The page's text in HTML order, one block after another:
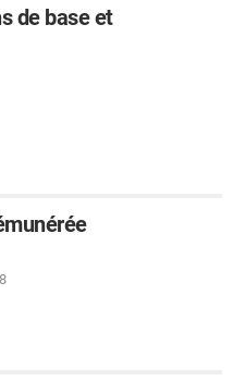
de base et